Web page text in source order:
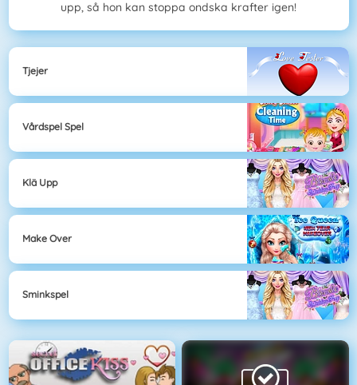
upp, så hon kan stoppa ondska krafter igen!
Tjejer
Vårdspel Spel
Klä Upp
Make Over
Sminkspel